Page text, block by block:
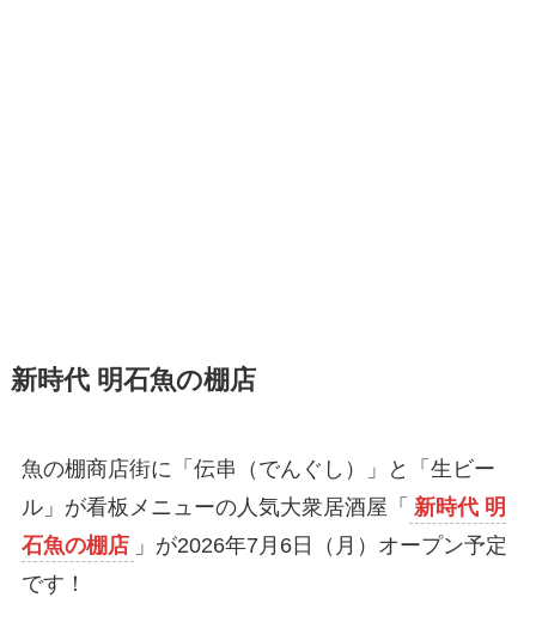
新時代 明石魚の棚店
魚の棚商店街に「伝串（でんぐし）」と「生ビー
ル」が看板メニューの人気大衆居酒屋「 新時代 明
石魚の棚店 」が2026年7月6日（月）オープン予定
です！